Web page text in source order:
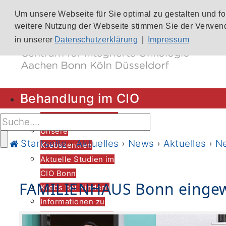
Um unsere Webseite für Sie optimal zu gestalten und
weitere Nutzung der Webseite stimmen Sie der
in unserer Datenschutzerklärung Impressum
Behandlung im CIO
CIO-Patientenlotsen
Unsere
Krebszentren
Aktuelle Studien im
CIO Bonn
Krebs bei Kindern
Informationen zu
den verschiedenen
Startseite›Aktuelles › News ›Aktuelles ›
FAMILIENHAUS Bonn